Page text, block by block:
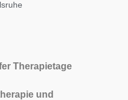
Therapietage
und